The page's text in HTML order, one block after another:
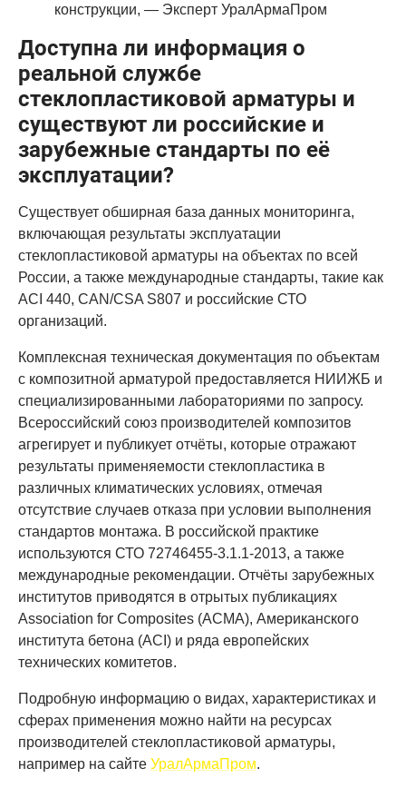
конструкции, — Эксперт УралАрмаПром
Доступна ли информация о
реальной службе
стеклопластиковой арматуры и
существуют ли российские и
зарубежные стандарты по её
эксплуатации?
Существует обширная база данных мониторинга,
включающая результаты эксплуатации
стеклопластиковой арматуры на объектах по всей
России, а также международные стандарты, такие как
ACI 440, CAN/CSA S807 и российские СТО
организаций.
Комплексная техническая документация по объектам
с композитной арматурой предоставляется НИИЖБ и
специализированными лабораториями по запросу.
Всероссийский союз производителей композитов
агрегирует и публикует отчёты, которые отражают
результаты применяемости стеклопластика в
различных климатических условиях, отмечая
отсутствие случаев отказа при условии выполнения
стандартов монтажа. В российской практике
используются СТО 72746455-3.1.1-2013, а также
международные рекомендации. Отчёты зарубежных
институтов приводятся в отрытых публикациях
Association for Composites (ACMA), Американского
института бетона (ACI) и ряда европейских
технических комитетов.
Подробную информацию о видах, характеристиках и
сферах применения можно найти на ресурсах
производителей стеклопластиковой арматуры,
например на сайте УралАрмаПром.